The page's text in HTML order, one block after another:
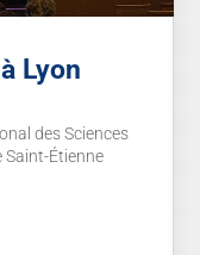
Lyon
des Sciences
Saint-Étienne